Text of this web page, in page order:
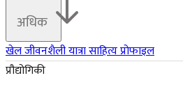
अधिक
खेलजीवनशैलीयात्रासाहित्यप्रोफाइल
प्रौद्योगिकी